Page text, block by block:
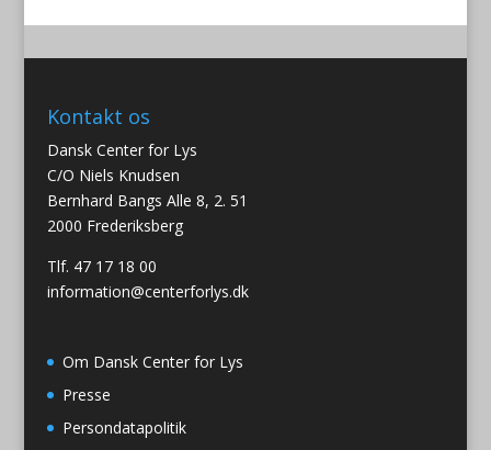
antal
Kontakt os
Dansk Center for Lys
C/O Niels Knudsen
Bernhard Bangs Alle 8, 2. 51
2000 Frederiksberg
Tlf. 47 17 18 00
information@centerforlys.dk
Om Dansk Center for Lys
Presse
Persondatapolitik